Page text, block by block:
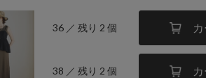
36 ／ 残り 2 個
38 ／ 残り 2 個